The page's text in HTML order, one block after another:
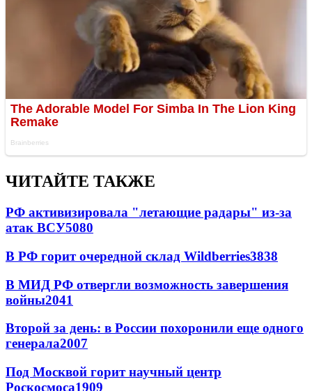
ЧИТАЙТЕ ТАКЖЕ
РФ активизировала "летающие радары" из-за
атак ВСУ5080
В РФ горит очередной склад Wildberries3838
В МИД РФ отвергли возможность завершения
войны2041
Второй за день: в России похоронили еще одного
генерала2007
Под Москвой горит научный центр
Роскосмоса1909